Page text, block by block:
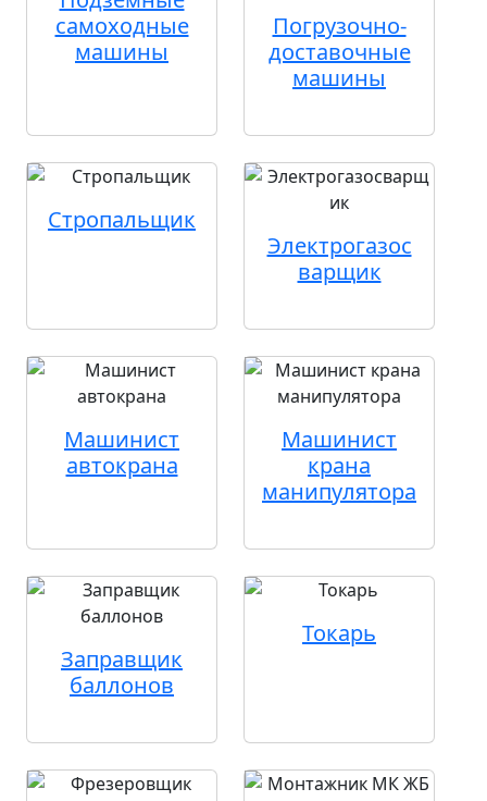
самоходные
машины
Погрузочно-
доставочные
машины
Стропальщик
Электрогазос
варщик
Машинист
автокрана
Машинист
крана
манипулятора
Заправщик
баллонов
Токарь